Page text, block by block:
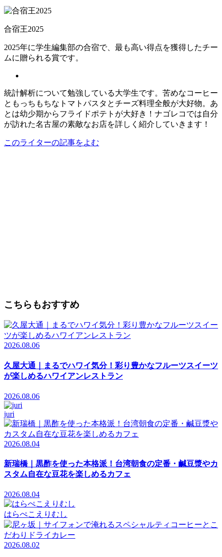
合宿王2025
2025年に学生編集部の合宿で、最も高い得点を獲得したチー
ムに贈られる賞です。
統計解析について勉強している大学生です。苦めなコーヒー
ともっちもちなトマトパスタとチーズ料理全般が大好物。あ
とは幼少期からフライドポテトが大好き！ナゴレコでは自分
が訪れた名古屋の素敵なお店を詳しく紹介していきます！
このライターの記事をよむ
こちらもおすすめ
2026.08.06
久屋大通｜まるでハワイ気分！彩り豊かなフルーツスイーツ
が楽しめるハワイアンレストラン
2026.08.06
juri
2026.08.04
新瑞橋｜黒酢を使った本格派！台湾朝食の定番・鹹豆漿やカ
スタム自在な豆花を楽しめるカフェ
2026.08.04
はらぺこえりむし
2026.08.02